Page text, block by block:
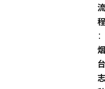
流
程
：
烟
台
志